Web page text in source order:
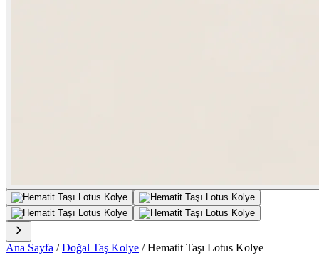
Ana Sayfa / Doğal Taş Kolye / Hematit Taşı Lotus Kolye